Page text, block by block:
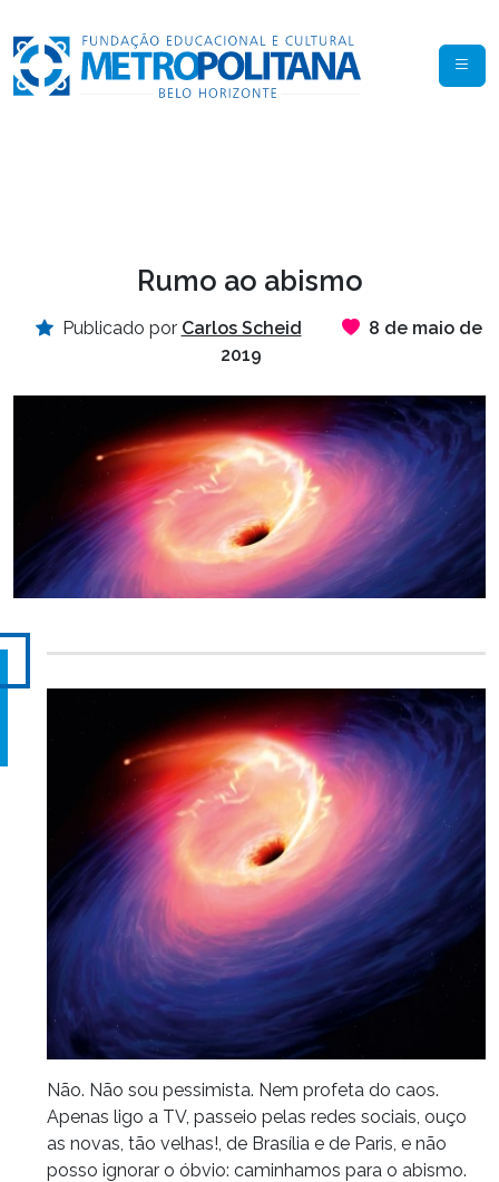
Rumo ao abismo
Publicado por Carlos Scheid
8 de maio de
2019
Não. Não sou pessimista. Nem profeta do caos.
Apenas ligo a TV, passeio pelas redes sociais, ouço
as novas, tão velhas!, de Brasília e de Paris, e não
posso ignorar o óbvio: caminhamos para o abismo.